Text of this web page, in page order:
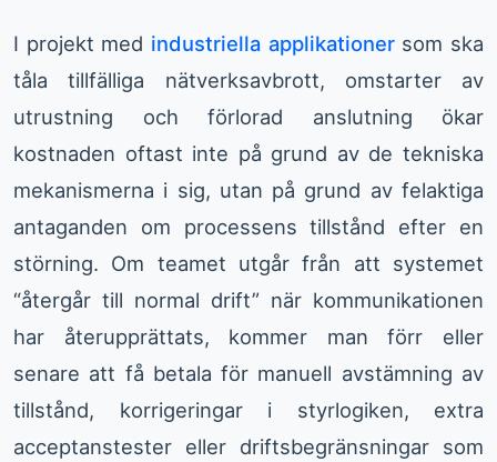
I projekt med industriella applikationersom ska
tåla tillfälliga nätverksavbrott, omstarter av
utrustning och förlorad anslutning ökar
kostnaden oftast inte på grund av de tekniska
mekanismerna i sig, utan på grund av felaktiga
antaganden om processens tillstånd efter en
störning. Om teamet utgår från att systemet
“återgår till normal drift” när kommunikationen
har återupprättats, kommer man förr eller
senare att få betala för manuell avstämning av
tillstånd, korrigeringar i styrlogiken, extra
acceptanstester eller driftsbegränsningar som